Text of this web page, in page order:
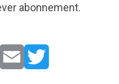
abonnement.